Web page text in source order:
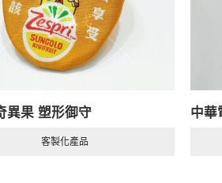
異果 塑形御守
客製化產品
中華